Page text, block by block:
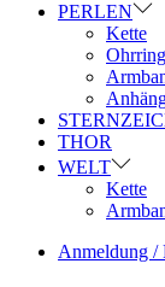
PERLEN
Kette
THOR
WELT
Kette
Anmeldung /